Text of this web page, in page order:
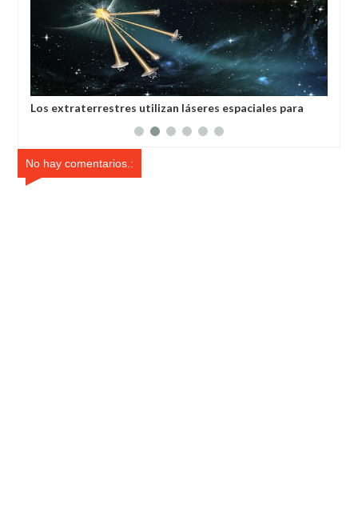
Los extraterrestres utilizan láseres espaciales para
No hay comentarios.: